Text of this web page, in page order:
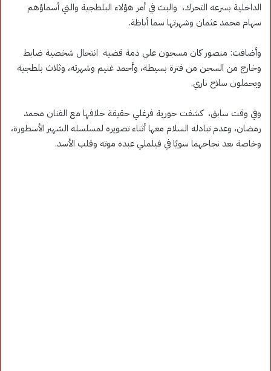
الداخلية بسرعه التحرك، والبث في أمر هؤلاء البلطجية والتي أسماؤهم
سهام محمد عثمان وشهرتها سما أباظة.
وأضافت: منصور كان مسجون علي ذمة قضية انتحال شخصية ضابط
وخارج من السجن من فترة بسيطة، وأحمد غنيم وشهرته، وثلاث بلطجية
ويحملون سلاح ناري.
وفي وقت سابق، كشفت حورية فرغلي حقيقة خلافها مع الفنان محمد
رمضان، وعدم تبادله السلام معها أثناء تصويره لمسلسله الشهير الأسطورة،
وخاصة بعد نجاحهما سويًا في فيلملي عبده موته وقلب الأسد.